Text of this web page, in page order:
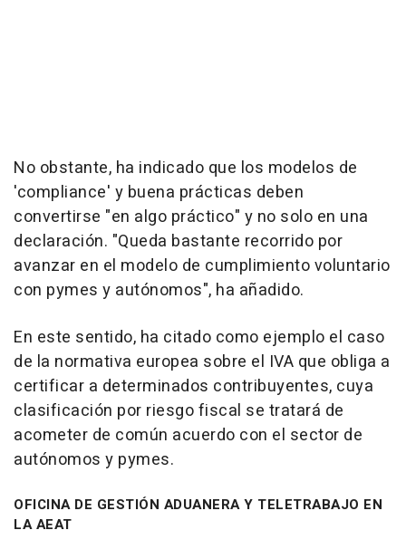
No obstante, ha indicado que los modelos de
'compliance' y buena prácticas deben
convertirse "en algo práctico" y no solo en una
declaración. "Queda bastante recorrido por
avanzar en el modelo de cumplimiento voluntario
con pymes y autónomos", ha añadido.
En este sentido, ha citado como ejemplo el caso
de la normativa europea sobre el IVA que obliga a
certificar a determinados contribuyentes, cuya
clasificación por riesgo fiscal se tratará de
acometer de común acuerdo con el sector de
autónomos y pymes.
OFICINA DE GESTIÓN ADUANERA Y TELETRABAJO EN
LA AEAT